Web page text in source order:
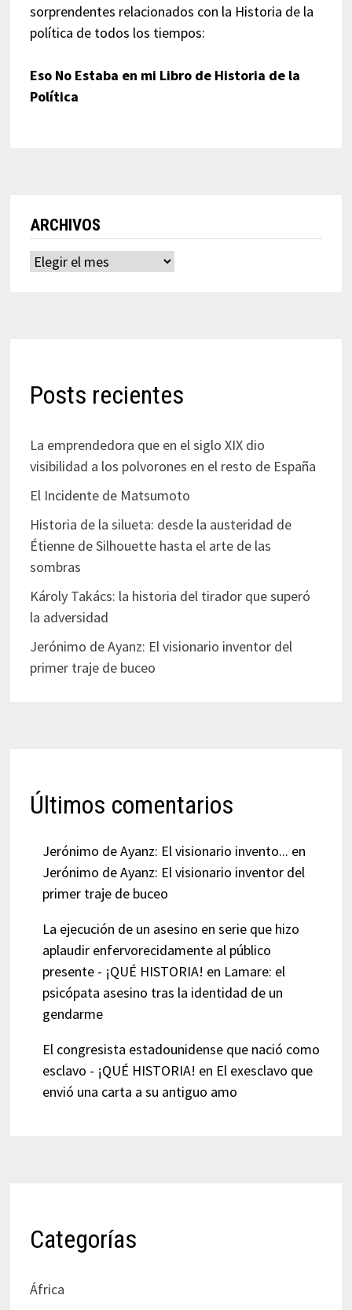
sorprendentes relacionados con la Historia de la
política de todos los tiempos:
Eso No Estaba en mi Libro de Historia de la
Política
ARCHIVOS
Archivos
Posts recientes
La emprendedora que en el siglo XIX dio
visibilidad a los polvorones en el resto de España
El Incidente de Matsumoto
Historia de la silueta: desde la austeridad de
Étienne de Silhouette hasta el arte de las
sombras
Károly Takács: la historia del tirador que superó
la adversidad
Jerónimo de Ayanz: El visionario inventor del
primer traje de buceo
Últimos comentarios
Jerónimo de Ayanz: El visionario invento... en
Jerónimo de Ayanz: El visionario inventor del
primer traje de buceo
La ejecución de un asesino en serie que hizo
aplaudir enfervorecidamente al público
presente - ¡QUÉ HISTORIA! en Lamare: el
psicópata asesino tras la identidad de un
gendarme
El congresista estadounidense que nació como
esclavo - ¡QUÉ HISTORIA! en El exesclavo que
envió una carta a su antiguo amo
Categorías
África